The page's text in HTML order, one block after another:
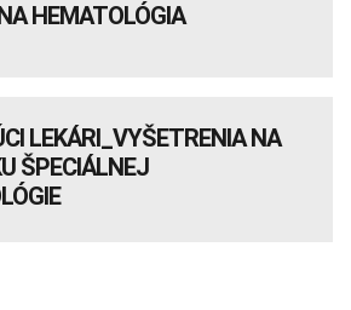
HEMATOLÓGIA
LEKÁRI_VYŠETRENIA NA
ŠPECIÁLNEJ